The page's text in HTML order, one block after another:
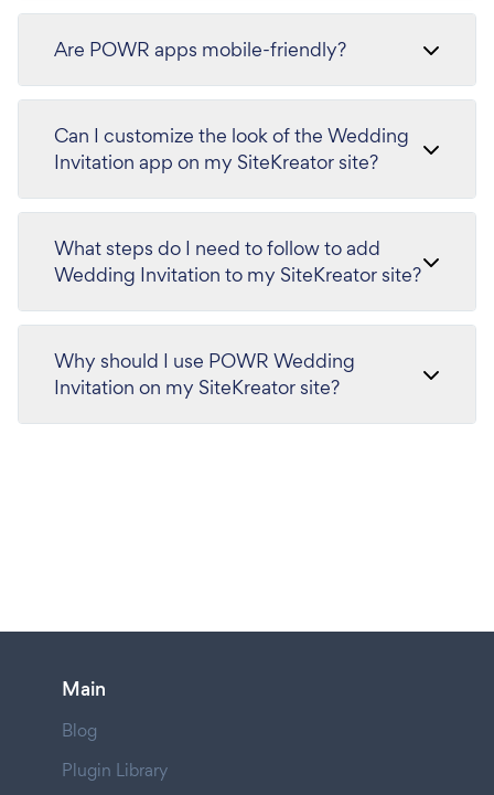
Are POWR apps mobile-friendly?
Can I customize the look of the Wedding
Invitation app on my SiteKreator site?
What steps do I need to follow to add
Wedding Invitation to my SiteKreator site?
Why should I use POWR Wedding
Invitation on my SiteKreator site?
Main
Blog
Plugin Library